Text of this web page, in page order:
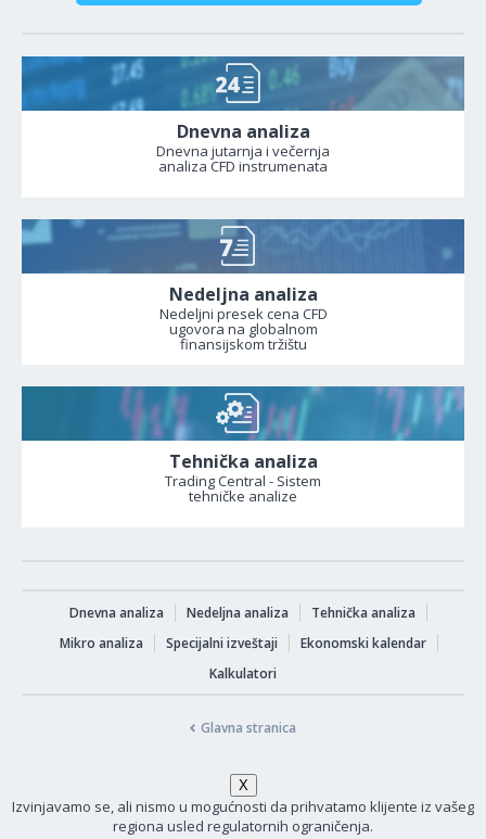
Dnevna analiza
Dnevna jutarnja i večernja
analiza CFD instrumenata
Nedeljna analiza
Nedeljni presek cena CFD
ugovora na globalnom
finansijskom tržištu
Tehnička analiza
Trading Central - Sistem
tehničke analize
Dnevna analiza Nedeljna analiza
Tehnička analiza
Mikro analiza
Specijalni izveštaji
Ekonomski kalendar
Kalkulatori
Glavna stranica
Izvinjavamo se, ali nismo u mogućnosti da prihvatamo klijente iz vašeg
regiona usled regulatornih ograničenja.